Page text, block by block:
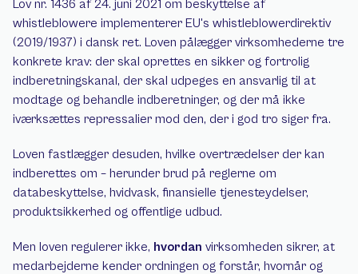
Lov nr. 1436 af 24. juni 2021 om beskyttelse af
whistleblowere implementerer EU's whistleblowerdirektiv
(2019/1937) i dansk ret. Loven pålægger virksomhederne tre
konkrete krav: der skal oprettes en sikker og fortrolig
indberetningskanal, der skal udpeges en ansvarlig til at
modtage og behandle indberetninger, og der må ikke
iværksættes repressalier mod den, der i god tro siger fra.
Loven fastlægger desuden, hvilke overtrædelser der kan
indberettes om – herunder brud på reglerne om
databeskyttelse, hvidvask, finansielle tjenesteydelser,
produktsikkerhed og offentlige udbud.
Men loven regulerer ikke, hvordan virksomheden sikrer, at
medarbejderne kender ordningen og forstår, hvornår og